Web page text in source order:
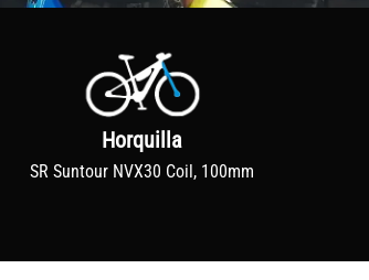
Horquilla
SR Suntour NVX30 Coil, 100mm